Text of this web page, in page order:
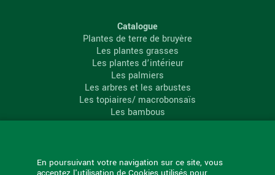
En poursuivant votre navigation sur ce site, vous
Catalogue
Plantes de terre de bruyère
Les plantes grasses
Les plantes d’intérieur
Les palmiers
Les arbres et les arbustes
Les topiaires/ macrobonsaïs
Les bambous
Les conifères
La Palmeraie